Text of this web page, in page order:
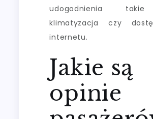
udogodnienia
klimatyzacja czy
internetu.
Jakie są
opinie